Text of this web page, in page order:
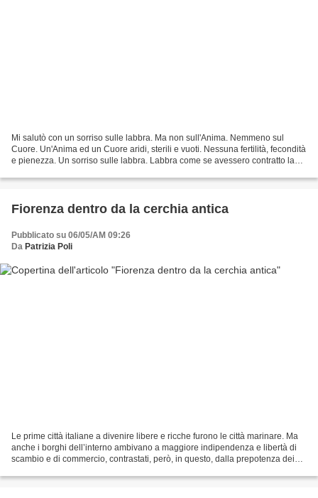
Mi salutò con un sorriso sulle labbra. Ma non sull'Anima. Nemmeno sul
Cuore. Un'Anima ed un Cuore aridi, sterili e vuoti. Nessuna fertilità, fecondità
e pienezza. Un sorriso sulle labbra. Labbra come se avessero contratto la
Fiorenza dentro da la cerchia antica
Pubblicato su 06/05/AM 09:26
Da Patrizia Poli
Le prime città italiane a divenire libere e ricche furono le città marinare. Ma
anche i borghi dell’interno ambivano a maggiore indipendenza e libertà di
scambio e di commercio, contrastati, però, in questo, dalla prepotenza dei